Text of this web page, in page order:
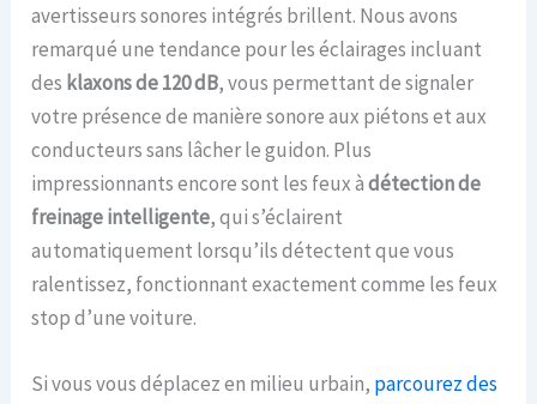
avertisseurs sonores intégrés brillent. Nous avons
remarqué une tendance pour les éclairages incluant
des klaxons de 120 dB, vous permettant de signaler
votre présence de manière sonore aux piétons et aux
conducteurs sans lâcher le guidon. Plus
impressionnants encore sont les feux àdétection de
freinage intelligente, qui s’éclairent
automatiquement lorsqu’ils détectent que vous
ralentissez, fonctionnant exactement comme les feux
stop d’une voiture.
Si vous vous déplacez en milieu urbain, parcourez des